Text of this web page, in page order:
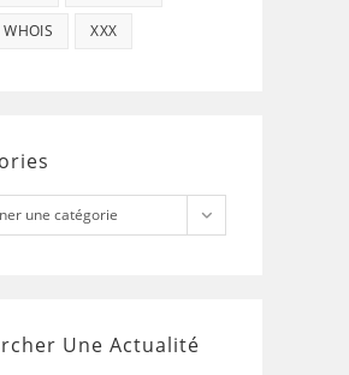
WHOIS XXX
une catégorie
Une Actualité